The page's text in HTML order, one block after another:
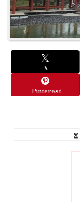
X
Pinterest